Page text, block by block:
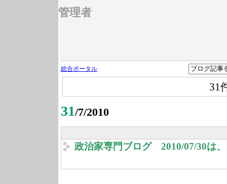
管理者
総合ポータル
31
31/7/2010
政治家専門ブログ 2010/07/30は